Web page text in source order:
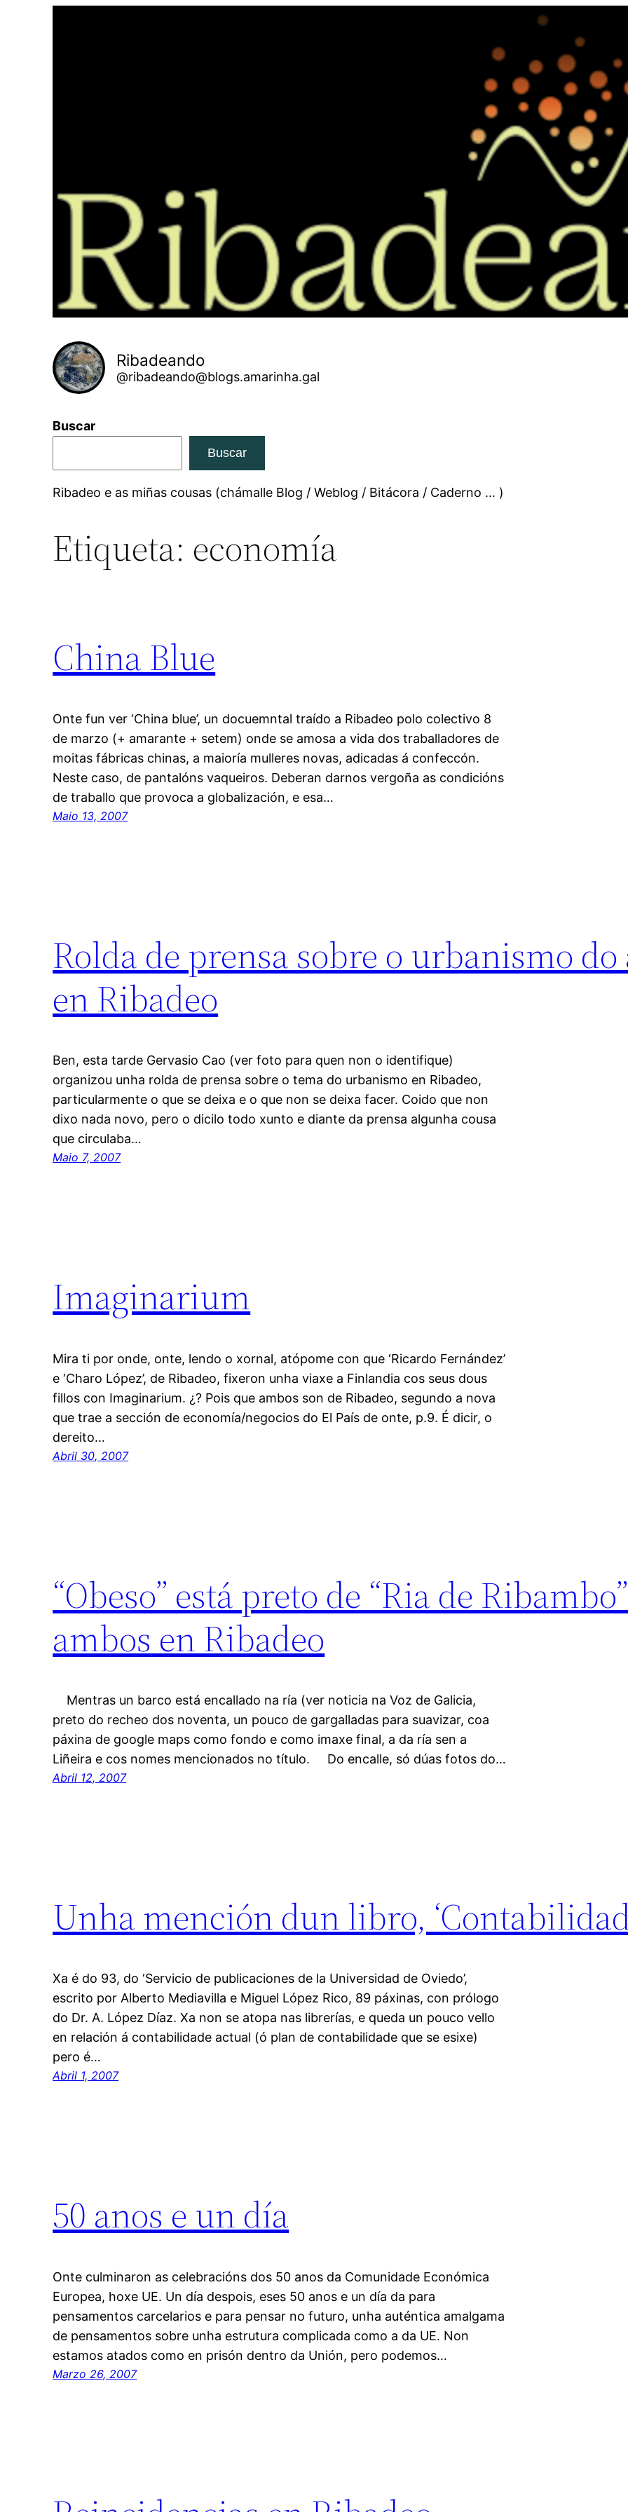
Ribadeando
@ribadeando@blogs.amarinha.gal
Buscar
Buscar
Ribadeo e as miñas cousas (chámalle Blog / Weblog / Bitácora / Caderno … )
Etiqueta: economía
China Blue
Onte fun ver ‘China blue’, un docuemntal traído a Ribadeo polo colectivo 8
de marzo (+ amarante + setem) onde se amosa a vida dos traballadores de
moitas fábricas chinas, a maioría mulleres novas, adicadas á confeccón.
Neste caso, de pantalóns vaqueiros. Deberan darnos vergoña as condicións
de traballo que provoca a globalización, e esa…
Maio 13, 2007
Rolda de prensa sobre o urbanismo
en Ribadeo
Ben, esta tarde Gervasio Cao (ver foto para quen non o identifique)
organizou unha rolda de prensa sobre o tema do urbanismo en Ribadeo,
particularmente o que se deixa e o que non se deixa facer. Coido que non
dixo nada novo, pero o dicilo todo xunto e diante da prensa algunha cousa
que circulaba…
Maio 7, 2007
Imaginarium
Mira ti por onde, onte, lendo o xornal, atópome con que ‘Ricardo Fernández’
e ‘Charo López’, de Ribadeo, fixeron unha viaxe a Finlandia cos seus dous
fillos con Imaginarium. ¿? Pois que ambos son de Ribadeo, segundo a nova
que trae a sección de economía/negocios do El País de onte, p.9. É dicir, o
dereito…
Abril 30, 2007
“Obeso” está preto de “Ria de
ambos en Ribadeo
Mentras un barco está encallado na ría (ver noticia na Voz de Galicia,
preto do recheo dos noventa, un pouco de gargalladas para suavizar, coa
páxina de google maps como fondo e como imaxe final, a da ría sen a
Liñeira e cos nomes mencionados no título. Do encalle, só dúas fotos do…
Abril 12, 2007
Unha mención dun libro,
Xa é do 93, do ‘Servicio de publicaciones de la Universidad de Oviedo’,
escrito por Alberto Mediavilla e Miguel López Rico, 89 páxinas, con prólogo
do Dr. A. López Díaz. Xa non se atopa nas librerías, e queda un pouco vello
en relación á contabilidade actual (ó plan de contabilidade que se esixe)
pero é…
Abril 1, 2007
50 anos e un día
Onte culminaron as celebracións dos 50 anos da Comunidade Económica
Europea, hoxe UE. Un día despois, eses 50 anos e un día da para
pensamentos carcelarios e para pensar no futuro, unha auténtica amalgama
de pensamentos sobre unha estrutura complicada como a da UE. Non
estamos atados como en prisón dentro da Unión, pero podemos…
Marzo 26, 2007